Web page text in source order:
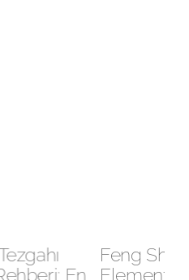
Feng Shui’nin 5
Elementi ve Villa